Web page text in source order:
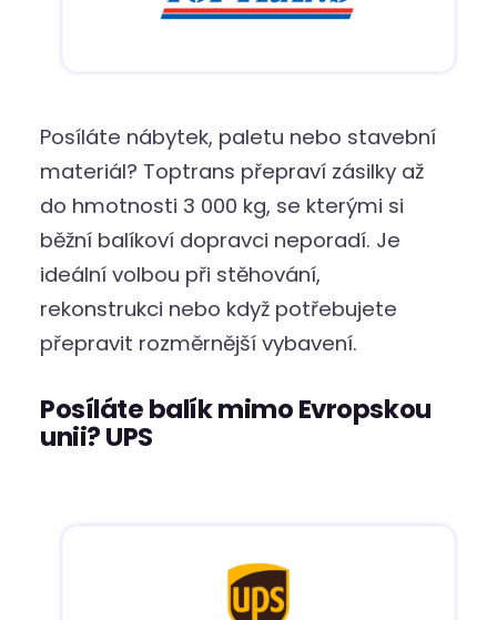
Posíláte nábytek, paletu nebo stavební
materiál? Toptrans přepraví zásilky až
do hmotnosti 3 000 kg, se kterými si
běžní balíkoví dopravci neporadí. Je
ideální volbou při stěhování,
rekonstrukci nebo když potřebujete
přepravit rozměrnější vybavení.
Posíláte balík mimo Evropskou
unii? UPS